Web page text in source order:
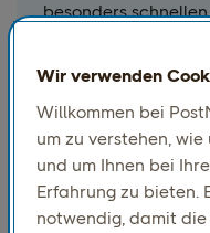
besonders
den E-Commerce
Wir verwenden
Willkommen bei
um zu verstehen,
und um Ihnen bei
Erfahrung zu bieten.
notwendig, damit